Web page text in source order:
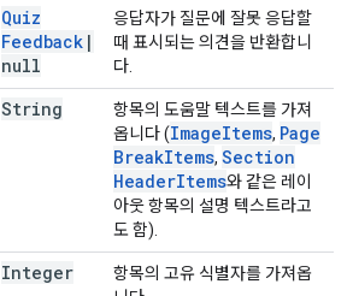
Quiz
Feedback |
null
응답자가 질문에 잘못 응답할
때 표시되는 의견을 반환합니
다.
String
항목의 도움말 텍스트를 가져
옵니다 (ImageItems, Page
BreakItems, Section
HeaderItems와 같은 레이
아웃 항목의 설명 텍스트라고
도 함).
Integer
항목의 고유 식별자를 가져옵